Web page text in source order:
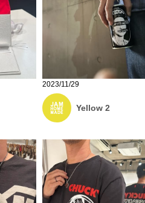
2023/11/29
Yellow 2